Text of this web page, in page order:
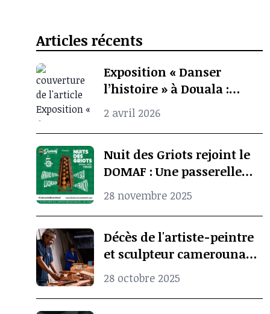
Articles récents
Exposition « Danser
l’histoire » à Douala :
quand l’archive
photographique ravive la
mémoire culturelle
africaine
2 avril 2026
Nuit des Griots rejoint le
DOMAF : Une passerelle
entre Douala et Marseille
28 novembre 2025
Décès de l'artiste-peintre
et sculpteur camerounais
Koko Komegne, le père de
l’art contemporain
camerounais
28 octobre 2025